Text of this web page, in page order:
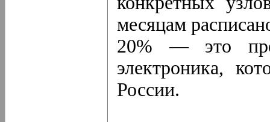
месяцам
20% — это
электроника,
России.